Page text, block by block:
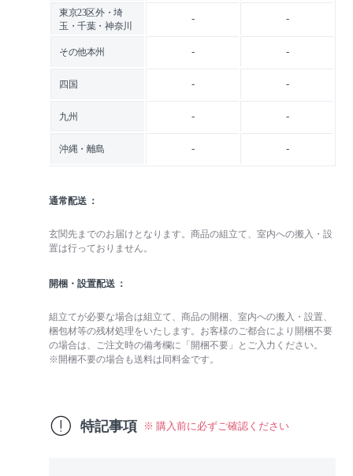
東京23区外・埼
玉・千葉・神奈川
- -
その他本州 - -
四国 - -
九州 - -
沖縄・離島 - -
通常配送
玄関先までのお届けとなります。商品の組立て、室内への搬入・設
置は行っておりません。
開梱・設置配送
組立てが必要な場合は組立て、商品の開梱、室内への搬入・設置、
梱包材等の残材処理をいたします。お客様のご都合により開梱不要
の場合は、ご注文時の備考欄に「開梱不要」とご入力ください。
※開梱不要の場合も送料は同料金です。
特記事項 ※ 購入前に必ずご確認ください